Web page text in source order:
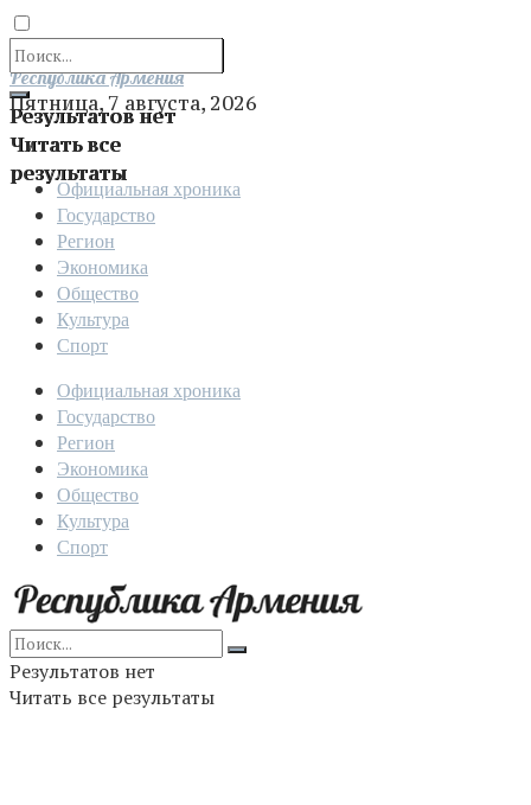
Результатов нет
Читать все
результаты
Отправить
Республика Армения
Пятница, 7 августа, 2026
Официальная хроника
Государство
Регион
Экономика
Общество
Культура
Спорт
Официальная хроника
Государство
Регион
Экономика
Общество
Культура
Спорт
Результатов нет
Читать все результаты